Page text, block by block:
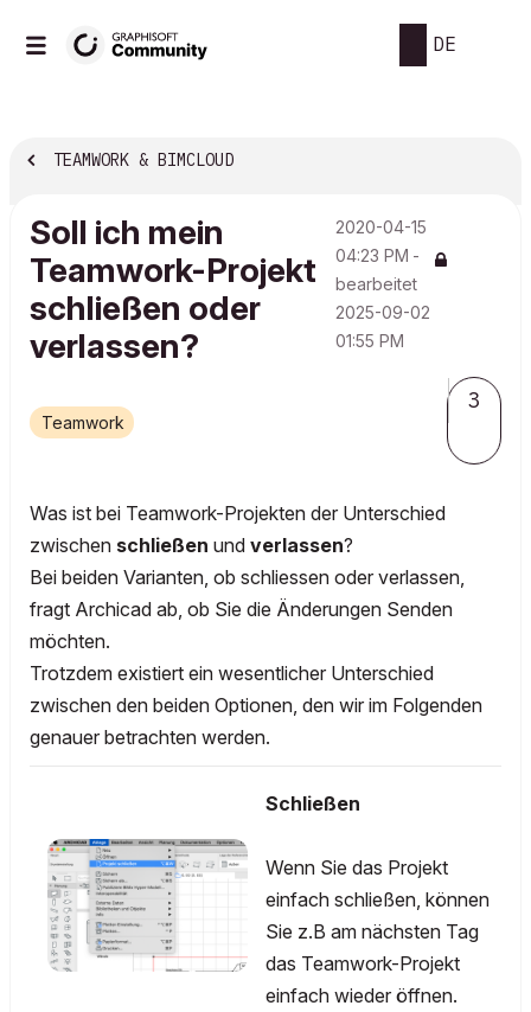
DE
TEAMWORK & BIMCLOUD
Soll ich mein
Teamwork-Projekt
schließen oder
verlassen?
‎2020-04-15
04:23 PM -
bearbeitet
‎2025-09-02
01:55 PM
Teamwork
3
Was ist bei Teamwork-Projekten der Unterschied
zwischen schließen und verlassen?
Bei beiden Varianten, ob schliessen oder verlassen,
fragt Archicad ab, ob Sie die Änderungen Senden
möchten.
Trotzdem existiert ein wesentlicher Unterschied
zwischen den beiden Optionen, den wir im Folgenden
genauer betrachten werden.
Schließen
Wenn Sie das Projekt
einfach schließen, können
Sie z.B am nächsten Tag
das Teamwork-Projekt
einfach wieder öffnen.